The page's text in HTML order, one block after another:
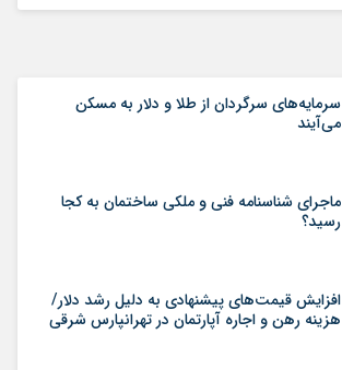
سرمایه‌های سرگردان از طلا و دلار به مسکن
می‌آیند
ماجرای شناسنامه‌ فنی و ملکی ساختمان به کجا
رسید؟
افزایش قیمت‌های پیشنهادی به دلیل رشد دلار/
هزینه رهن و اجاره آپارتمان در تهرانپارس شرقی